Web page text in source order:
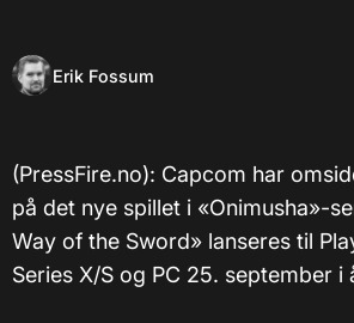
Erik Fossum
(PressFire.no): Capcom har
på det nye spillet i «Onimusha»-
Way of the Sword» lanseres til
Series X/S og PC 25. september i